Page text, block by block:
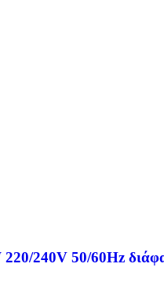
240V 50/60Hz